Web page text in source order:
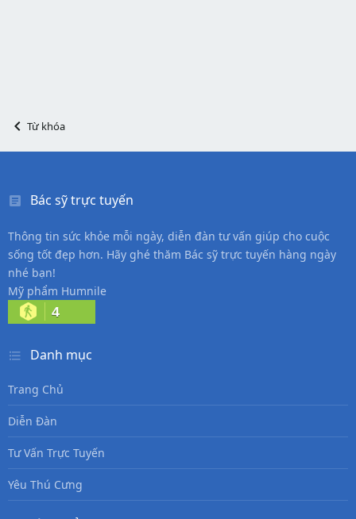
Từ khóa
Bác sỹ trực tuyến
Thông tin sức khỏe mỗi ngày, diễn đàn tư vấn giúp cho cuộc
sống tốt đẹp hơn. Hãy ghé thăm Bác sỹ trực tuyến hàng ngày
nhé bạn!
Mỹ phẩm Humnile
4
Danh mục
Trang Chủ
Diễn Đàn
Tư Vấn Trực Tuyến
Yêu Thú Cưng